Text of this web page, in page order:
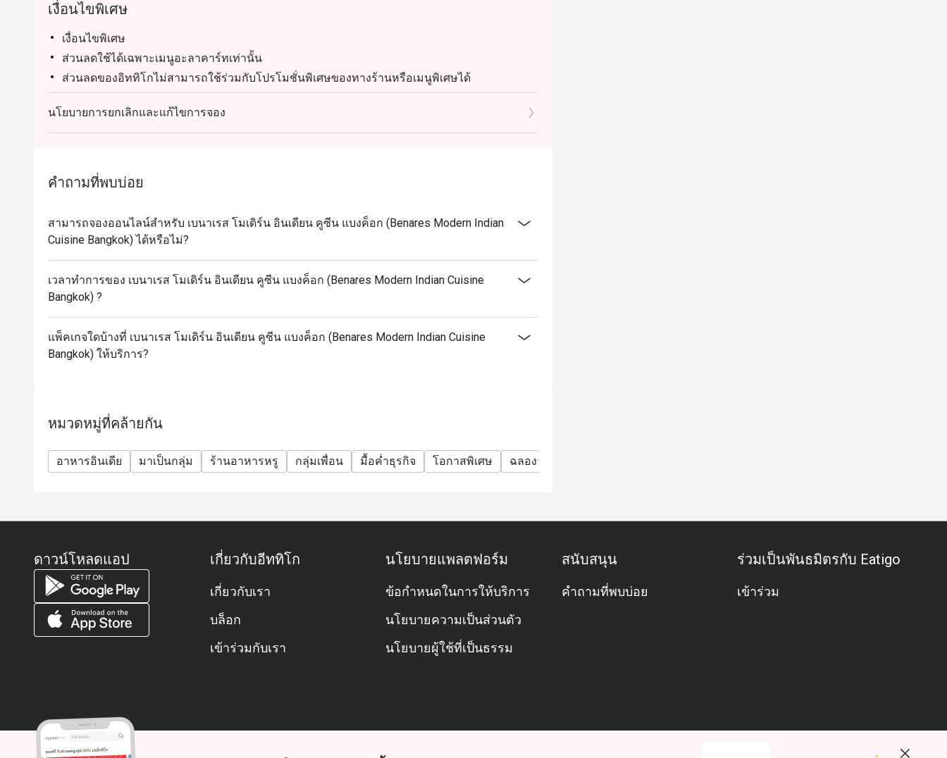
เงื่อนไขพิเศษ
เงื่อนไขพิเศษ
ส่วนลดใช้ได้เฉพาะเมนูอะลาคาร์ทเท่านั้น
ส่วนลดของอิททิโกไม่สามารถใช้ร่วมกับโปรโมชั่นพิเศษของทางร้านหรือเมนูพิเศษได้
เมนู Treasure of Benares ไม่สามารถใช้ร่วมกับส่วนลดอิททิโกได้เนื่องจากเป็นเมนูพิเศษและต้องโท
รพรีออเดอร์ก่อนเท่านั้น
นโยบายการยกเลิกและแก้ไขการจอง
คำถามที่พบบ่อย
สามารถจองออนไลน์สำหรับ เบนาเรส โมเดิร์น อินเดียน คูซีน แบงค็อก (Benares Modern Indian
Cuisine Bangkok) ได้หรือไม่?
เวลาทำการของ เบนาเรส โมเดิร์น อินเดียน คูซีน แบงค็อก (Benares Modern Indian Cuisine
Bangkok) ?
แพ็คเกจใดบ้างที่ เบนาเรส โมเดิร์น อินเดียน คูซีน แบงค็อก (Benares Modern Indian Cuisine
Bangkok) ให้บริการ?
หมวดหมู่ที่คล้ายกัน
อาหารอินเดีย มาเป็นกลุ่ม ร้านอาหารหรู กลุ่มเพื่อน มื้อค่ำธุรกิจ โอกาสพิเศษ ฉลองวันเกิด
ดาวน์โหลดแอป เกี่ยวกับอีททิโก
เกี่ยวกับเรา
บล็อก
เข้าร่วมกับเรา
นโยบายแพลตฟอร์ม
ข้อกำหนดในการให้บริการ
นโยบายความเป็นส่วนตัว
นโยบายผู้ใช้ที่เป็นธรรม
สนับสนุน
คำถามที่พบบ่อย
ร่วมเป็นพันธมิตรกับ Eatigo
เข้าร่วม